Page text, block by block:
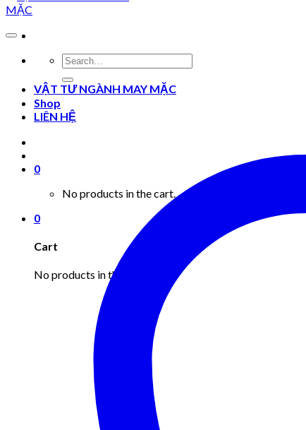
Search
for:
VẬT TƯ NGÀNH MAY MẶC
Shop
LIÊN HỆ
0
No products in the cart.
0
Cart
No products in the cart.